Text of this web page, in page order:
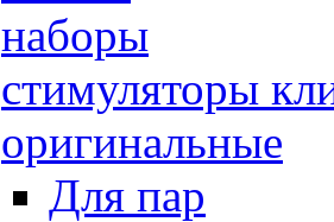
наборы
стимуляторы
оригинальные
Для пар